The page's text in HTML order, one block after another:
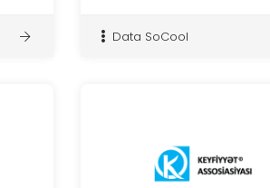
Data SoCool